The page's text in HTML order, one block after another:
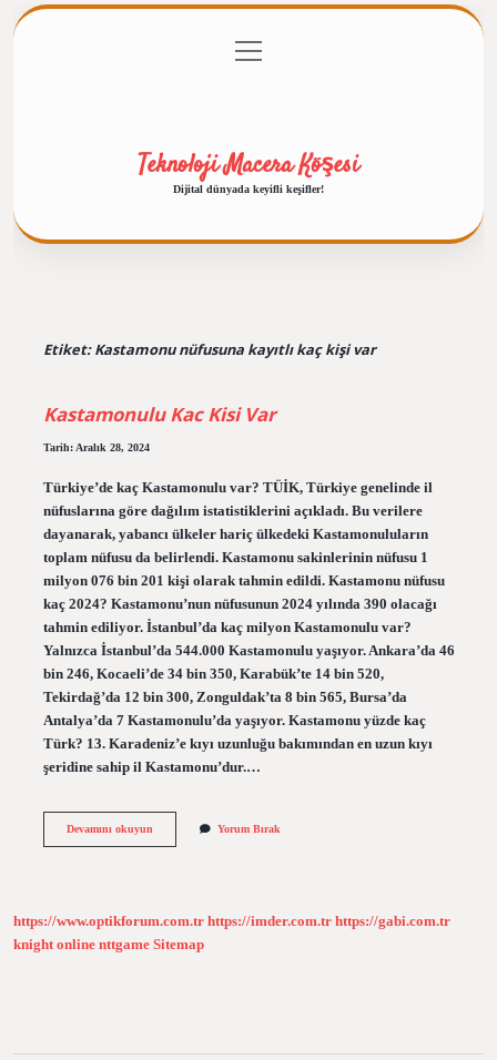
Gizlilik Politikası
menüyü
aç
Teknoloji Macera Köşesi
Dijital dünyada keyifli keşifler!
Etiket:Kastamonu nüfusuna kayıtlı kaç kişi var
Kastamonulu Kac Kisi Var
Tarih: Aralık 28, 2024
Türkiye’de kaç Kastamonulu var? TÜİK, Türkiye genelinde il
nüfuslarına göre dağılım istatistiklerini açıkladı. Bu verilere
dayanarak, yabancı ülkeler hariç ülkedeki Kastamonuluların
toplam nüfusu da belirlendi. Kastamonu sakinlerinin nüfusu 1
milyon 076 bin 201 kişi olarak tahmin edildi. Kastamonu nüfusu
kaç 2024? Kastamonu’nun nüfusunun 2024 yılında 390 olacağı
tahmin ediliyor. İstanbul’da kaç milyon Kastamonulu var?
Yalnızca İstanbul’da 544.000 Kastamonulu yaşıyor. Ankara’da 46
bin 246, Kocaeli’de 34 bin 350, Karabük’te 14 bin 520,
Tekirdağ’da 12 bin 300, Zonguldak’ta 8 bin 565, Bursa’da
Antalya’da 7 Kastamonulu’da yaşıyor. Kastamonu yüzde kaç
Türk? 13. Karadeniz’e kıyı uzunluğu bakımından en uzun kıyı
şeridine sahip il Kastamonu’dur.…
Devamını okuyunKastamonulu Yorum Bırak
https://www.optikforum.com.tr https://imder.com.tr https://gabi.com.tr
knight online nttgame Sitemap